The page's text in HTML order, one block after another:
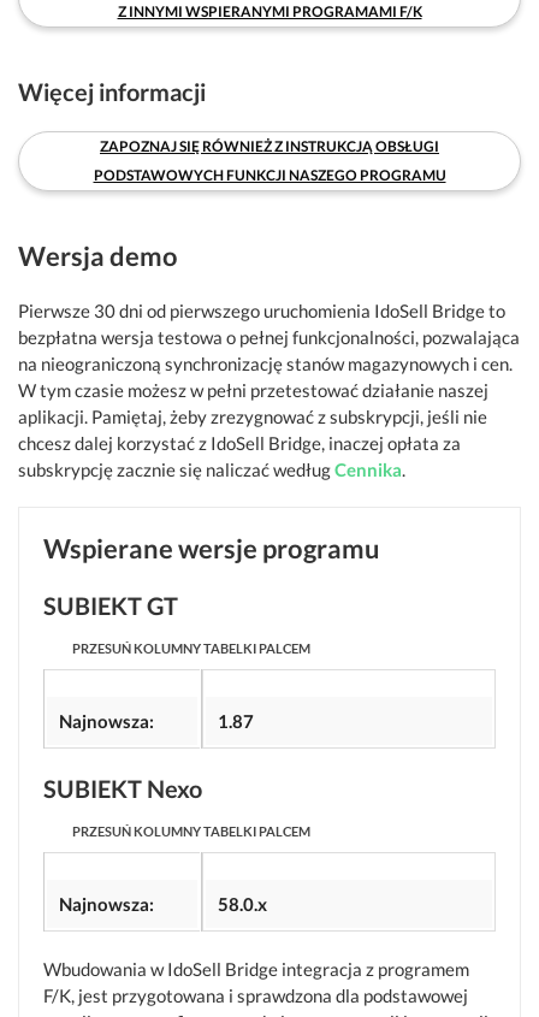
Z INNYMI WSPIERANYMI PROGRAMAMI F/K
Więcej informacji
ZAPOZNAJ SIĘ RÓWNIEŻ Z INSTRUKCJĄ OBSŁUGI
PODSTAWOWYCH FUNKCJI NASZEGO PROGRAMU
Wersja demo
Pierwsze 30 dni od pierwszego uruchomienia IdoSell Bridge to
bezpłatna wersja testowa o pełnej funkcjonalności, pozwalająca
na nieograniczoną synchronizację stanów magazynowych i cen.
W tym czasie możesz w pełni przetestować działanie naszej
aplikacji. Pamiętaj, żeby zrezygnować z subskrypcji, jeśli nie
chcesz dalej korzystać z IdoSell Bridge, inaczej opłata za
subskrypcję zacznie się naliczać wedługCennika.
Wspierane wersje programu
SUBIEKT GT
1.87
Najnowsza:
SUBIEKT Nexo
58.0.x
Najnowsza:
Wbudowania w IdoSell Bridge integracja z programem
F/K, jest przygotowana i sprawdzona dla podstawowej